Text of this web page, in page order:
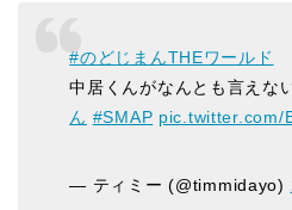
#のどじまんTHEワールド
中居くんがなんとも言えな
ん #SMAP pic.twitter.com/
— ティミー (@timmidayo)